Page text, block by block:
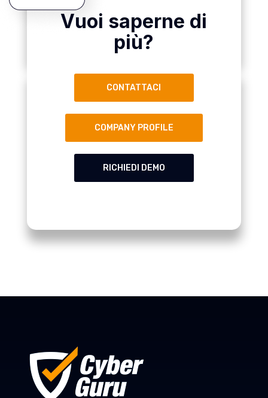
Vuoi saperne di
più?
CONTATTACI
COMPANY PROFILE
RICHIEDI DEMO